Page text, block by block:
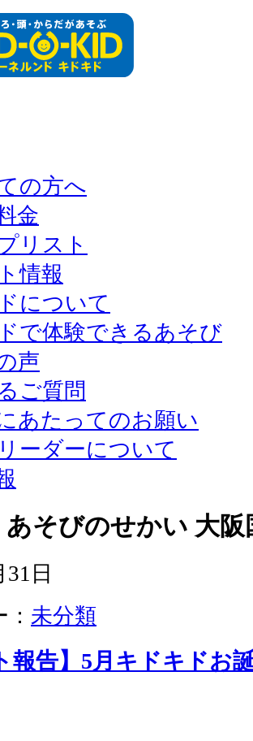
の方へ
金
リスト
情報
について
で体験できるあそび
声
ご質問
あたってのお願い
ーダーについて
あそびのせかい 大
日
未分類
報告】5月キドキドお